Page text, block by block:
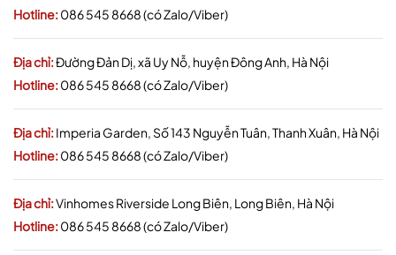
Hotline:086 545 8668 (có Zalo/Viber)
Địa chỉ:Đường Đản Dị, xã Uy Nỗ, huyện Đông Anh, Hà Nội
Hotline:086 545 8668 (có Zalo/Viber)
Địa chỉ:Imperia Garden, Số 143 Nguyễn Tuân, Thanh Xuân, Hà Nội
Hotline:086 545 8668 (có Zalo/Viber)
Địa chỉ:Vinhomes Riverside Long Biên, Long Biên, Hà Nội
Hotline:086 545 8668 (có Zalo/Viber)